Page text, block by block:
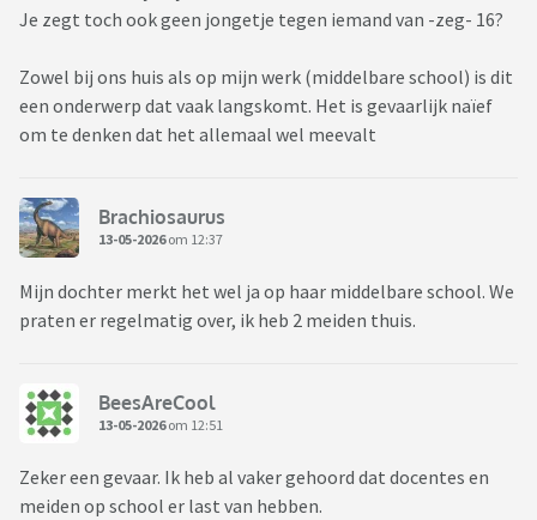
Je zegt toch ook geen jongetje tegen iemand van -zeg- 16?
Zowel bij ons huis als op mijn werk (middelbare school) is dit
een onderwerp dat vaak langskomt. Het is gevaarlijk naïef
om te denken dat het allemaal wel meevalt
Brachiosaurus
13-05-2026om 12:37
Mijn dochter merkt het wel ja op haar middelbare school. We
praten er regelmatig over, ik heb 2 meiden thuis.
BeesAreCool
13-05-2026om 12:51
Zeker een gevaar. Ik heb al vaker gehoord dat docentes en
meiden op school er last van hebben.